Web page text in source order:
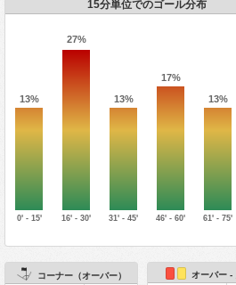
15分単位でのゴール分布
13%
27%
13%
17%
13%
0' - 15' 16' - 30' 31' - 45' 46' - 60' 61' - 75'
コーナー（オーバー）
オーバー -